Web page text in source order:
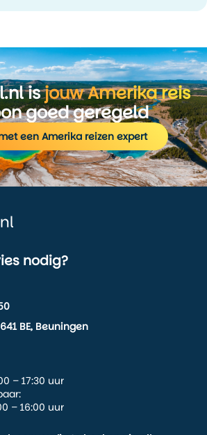
isjouw Amerika reis
goed geregeld
een Amerika reizen expert
nodig?
BE, Beuningen
– 17:30 uur
– 16:00 uur